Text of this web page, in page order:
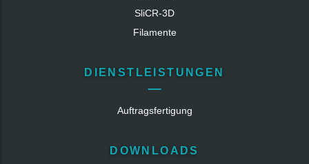
SliCR‑3D
Filamente
DIENSTLEISTUNGEN
Auftragsfertigung
DOWNLOADS